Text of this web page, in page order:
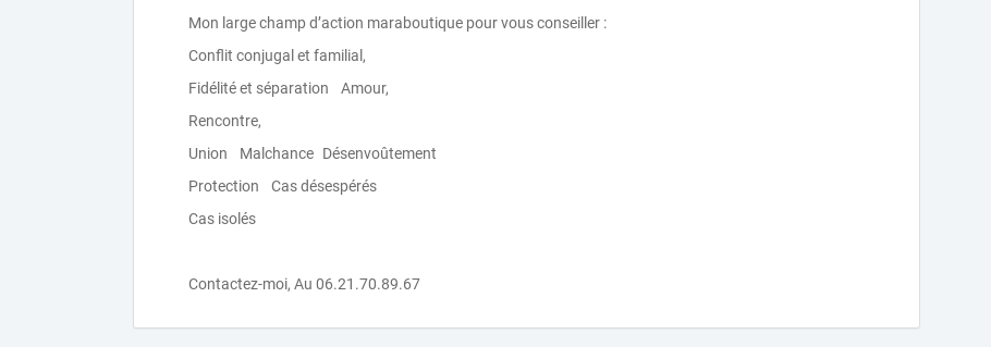
Mon large champ d’action maraboutique pour vous conseiller :
Conflit conjugal et familial,
Fidélité et séparation Amour,
Rencontre,
Union Malchance Désenvoûtement
Protection Cas désespérés
Cas isolés
Contactez-moi, Au 06.21.70.89.67